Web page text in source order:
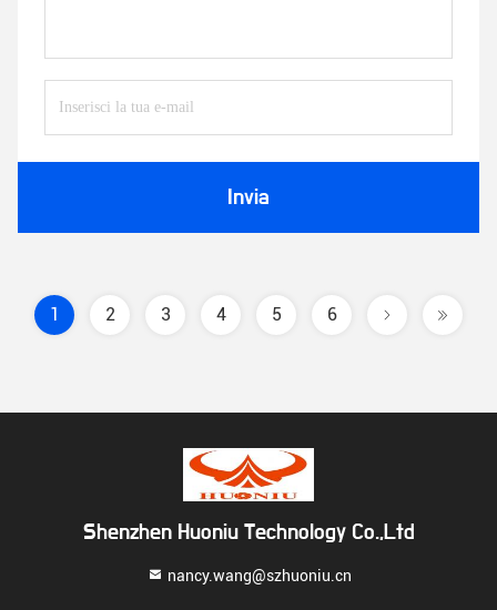
Invia
1 2 3 4 5 6
Shenzhen Huoniu Technology Co.,Ltd
nancy.wang@szhuoniu.cn